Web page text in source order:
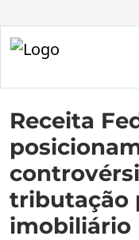
Receita
tributação
imobiliário